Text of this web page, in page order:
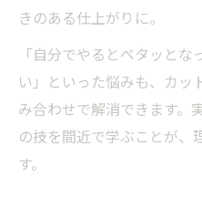
きのある仕上がりに。
「自分でやるとペタッと
い」といった悩みも、カッ
み合わせで解消できます。
の技を間近で学ぶことが、
す。